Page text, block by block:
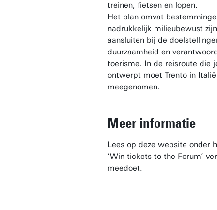
treinen, fietsen en lopen.
Het plan omvat
nadrukkelijk milieubewust
aansluiten bij de
duurzaamheid en
toerisme. In de reisroute die
ontwerpt moet Trento in
meegenomen.
Meer informatie
Lees op deze website onder
‘Win tickets to the Forum’
meedoet.